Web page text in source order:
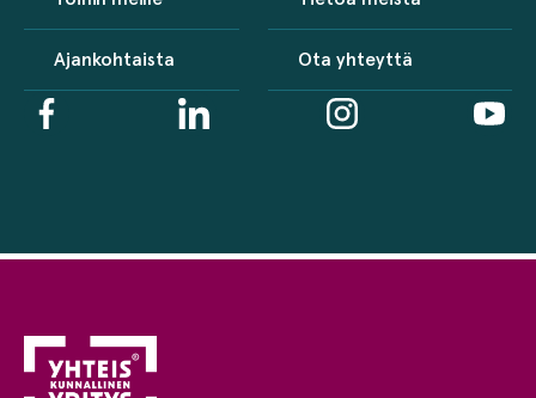
Ajankohtaista Ota yhteyttä